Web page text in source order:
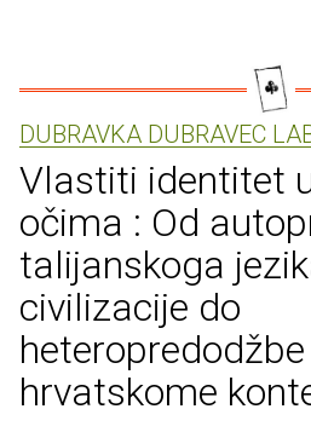
DUBRAVKA DUBRAVEC
Vlastiti identitet
očima : Od
talijanskoga
civilizacije do
heteropredodžbe
hrvatskome